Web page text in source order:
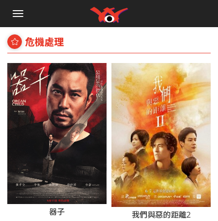
手
選
單
危機處理
器子 我們與惡的距離2